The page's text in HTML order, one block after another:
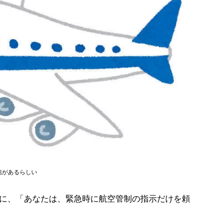
があるらしい
、「あなたは、緊急時に航空管制の指示だけを頼